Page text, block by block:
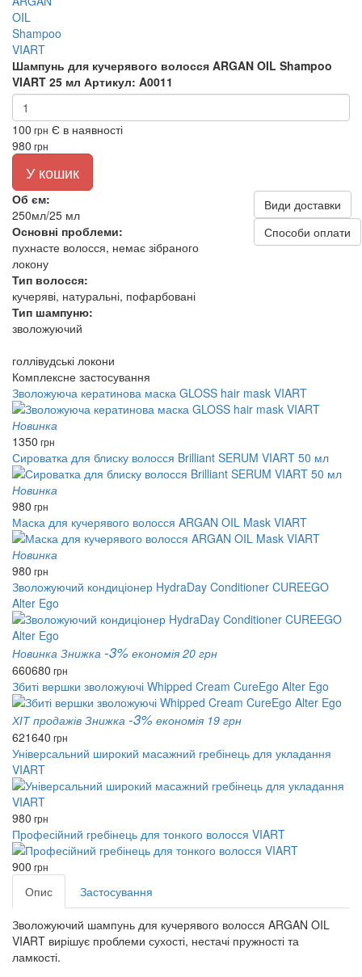
Шампунь для кучерявого волосся ARGAN OIL Shampoo
VIART 25 мл Артикул: A0011
100 грн Є в наявності
980 грн
У кошик
Об єм:
250мл/25 мл
Основні проблеми:
пухнасте волосся, немає зібраного
локону
Тип волосся:
кучеряві, натуральні, пофарбовані
Тип шампуню:
зволожуючий
Види доставки
Способи оплати
голлівудські локони
Комплексне застосування
Зволожуюча кератинова маска GLOSS hair mask VIART
Новинка
1350 грн
Сироватка для блиску волосся Brilliant SERUM VIART 50 мл
Новинка
980 грн
Маска для кучерявого волосся ARGAN OIL Mask VIART
Новинка
980 грн
Зволожуючий кондиціонер HydraDay Conditioner CUREEGO
Alter Ego
Новинка Знижка -3% економія 20 грн
660680 грн
Збиті вершки зволожуючі Whipped Cream CureEgo Alter Ego
ХІТ продажів Знижка -3% економія 19 грн
621640 грн
Універсальний широкий масажний гребінець для укладання
VIART
980 грн
Професійний гребінець для тонкого волосся VIART
900 грн
Опис Застосування
Зволожуючий шампунь для кучерявого волосся ARGAN OIL
VIART вирішує проблеми сухості, нестачі пружності та
ламкості.